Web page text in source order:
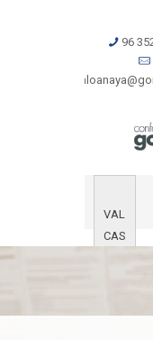
96
VAL
CAS